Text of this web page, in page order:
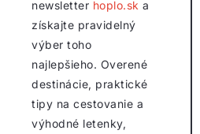
newsletter hoplo.sk a
získajte pravidelný
výber toho
najlepšieho. Overené
destinácie, praktické
tipy na cestovanie a
výhodné letenky,